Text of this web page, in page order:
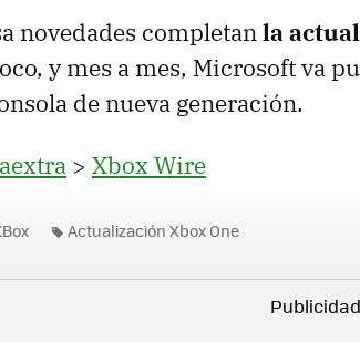
novedades completanla
y mes a mes, Microsoft va
de nueva generación.
> Xbox Wire
Actualización Xbox One